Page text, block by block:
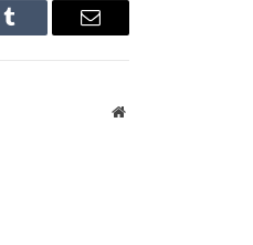
Tumblr Email
Website